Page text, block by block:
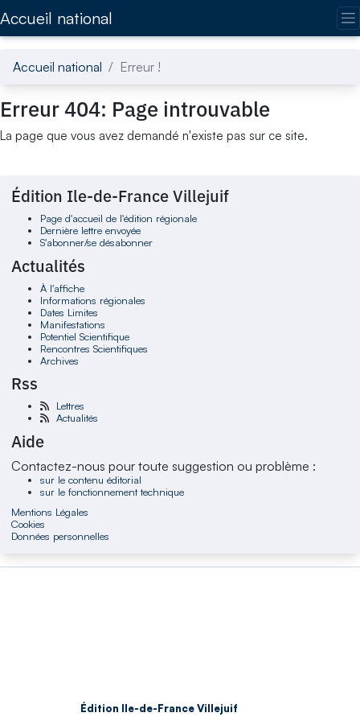
Accueil national
Accueil national Erreur !
Erreur 404: Page introuvable
La page que vous avez demandé n'existe pas sur ce site.
Édition Ile-de-France Villejuif
Page d'accueil de l'édition régionale
Dernière lettre envoyée
S'abonner/se désabonner
Actualités
À l'affiche
Informations régionales
Dates Limites
Manifestations
Potentiel Scientifique
Rencontres Scientifiques
Archives
Rss
Lettres
Actualités
Aide
Contactez-nous pour toute suggestion ou problème :
sur le contenu éditorial
sur le fonctionnement technique
Mentions Légales
Cookies
Données personnelles
Édition Ile-de-France Villejuif